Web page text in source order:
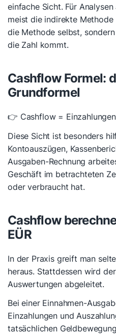
einfache Sicht. Für
meist die indirekte
die Methode selbst,
die Zahl kommt.
Cashflow Formel:
Grundformel
👉 Cashflow =
Diese Sicht ist besonders
Kontoauszügen,
Ausgaben-Rechnung
Geschäft im betrachteten
oder verbraucht hat.
Cashflow
EÜR
In der Praxis greift man
heraus. Stattdessen wird
Auswertungen abgeleitet.
Bei einer Einnahmen-
Einzahlungen und
tatsächlichen